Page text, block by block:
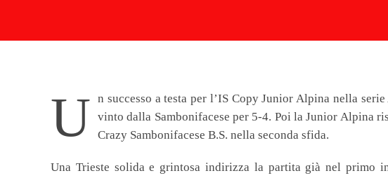
U n successo a testa per l’IS Copy Junior Alpina nella
vinto dalla Sambonifacese per 5-4. Poi la Junior Alpina
Crazy Sambonifacese B.S. nella seconda sfida.
Una Trieste solida e grintosa indirizza la partita già nel primo